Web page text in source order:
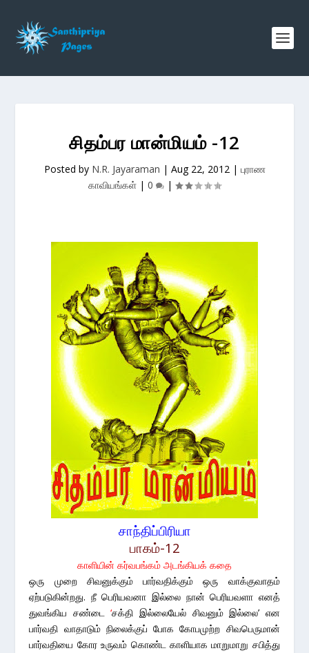
சிதம்பர மான்மியம் -12
Posted by N.R. Jayaraman | Aug 22, 2012| புராண
காவியங்கள் | 0 |
சாந்திப்பிரியா
பாகம்-12
காளியின் கர்வபங்கம் அடங்கியக் கதை
ஒரு முறை சிவனுக்கும் பார்வதிக்கும் ஒரு வாக்குவாதம்
ஏற்படுகின்றது. நீ பெரியவனா இல்லை நான் பெரியவளா எனத்
துவங்கிய சண்டை‘சக்தி இல்லையேல் சிவனும் இல்லை’ என
பார்வதி வாதாடும் நிலைக்குப் போக கோபமுற்ற சிவபெருமான்
பார்வதியை கோர உருவம் கொண்ட காளியாக மாறுமாறு சபித்து